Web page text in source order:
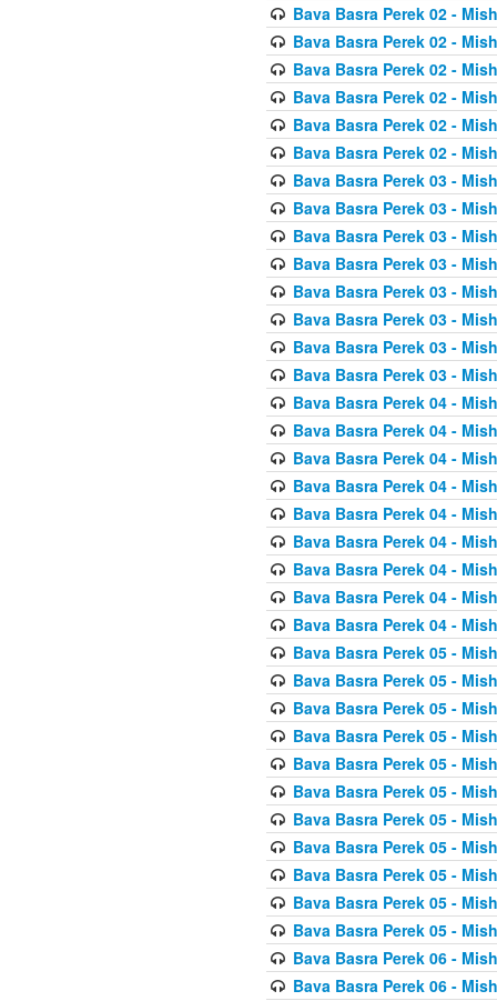
Bava Basra Perek 02 -
Bava Basra Perek 02 -
Bava Basra Perek 02 -
Bava Basra Perek 02 -
Bava Basra Perek 02 -
Bava Basra Perek 02 -
Bava Basra Perek 03 -
Bava Basra Perek 03 -
Bava Basra Perek 03 -
Bava Basra Perek 03 -
Bava Basra Perek 03 -
Bava Basra Perek 03 -
Bava Basra Perek 03 -
Bava Basra Perek 03 -
Bava Basra Perek 04 -
Bava Basra Perek 04 -
Bava Basra Perek 04 -
Bava Basra Perek 04 -
Bava Basra Perek 04 -
Bava Basra Perek 04 -
Bava Basra Perek 04 -
Bava Basra Perek 04 -
Bava Basra Perek 04 -
Bava Basra Perek 05 -
Bava Basra Perek 05 -
Bava Basra Perek 05 -
Bava Basra Perek 05 -
Bava Basra Perek 05 -
Bava Basra Perek 05 -
Bava Basra Perek 05 -
Bava Basra Perek 05 -
Bava Basra Perek 05 -
Bava Basra Perek 05 -
Bava Basra Perek 05 -
Bava Basra Perek 06 -
Bava Basra Perek 06 -